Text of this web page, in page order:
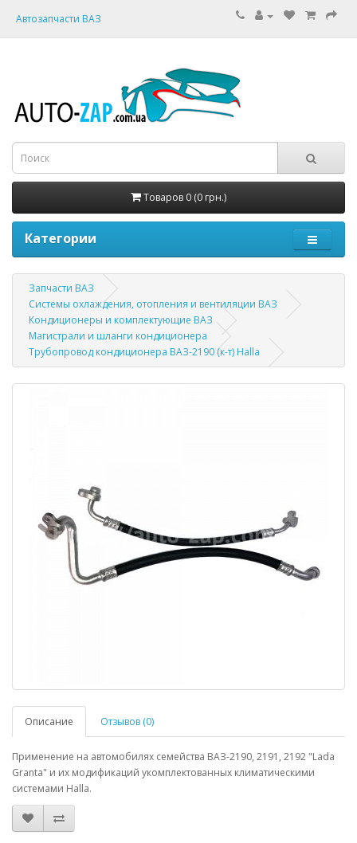
Автозапчасти ВАЗ
Товаров 0 (0 грн.)
Категории
Запчасти ВАЗ
Системы охлаждения, отопления и вентиляции ВАЗ
Кондиционеры и комплектующие ВАЗ
Магистрали и шланги кондиционера
Трубопровод кондиционера ВАЗ-2190 (к-т) Halla
Описание Отзывов (0)
Применение на автомобилях семейства ВАЗ-2190, 2191, 2192 "Lada
Granta" и их модификаций укомплектованных климатическими
системами Halla.